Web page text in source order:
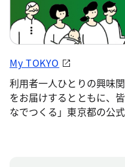
My TOKYO
利用者一人ひとりの興味
をお届けするとともに、
なでつくる」東京都の公